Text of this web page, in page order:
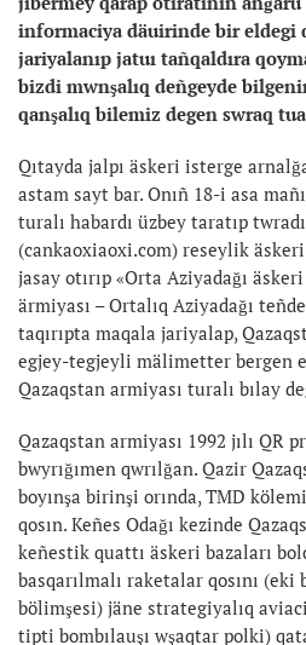
informaciya däuirinde bir eldegi
jariyalanıp jatuı tañqaldıra
bizdi mwnşalıq deñgeyde
qanşalıq bilemiz degen swraq
Qıtayda jalpı äskeri isterge
astam sayt bar. Onıñ 18-i asa
turalı habardı üzbey taratıp
(cankaoxiaoxi.com) reseylik
jasay otırıp «Orta Aziyadağı
ärmiyası – Ortalıq Aziyadağı
taqırıpta maqala jariyalap,
egjey-tegjeyli mälimetter bergen
Qazaqstan armiyası turalı bılay
Qazaqstan armiyası 1992 jılı QR
bwyrığımen qwrılğan. Qazir
boyınşa birinşi orında, TMD
qosın. Keñes Odağı kezinde
keñestik quattı äskeri bazaları
basqarılmalı raketalar qosını
bölimşesi) jäne strategiyalıq
tipti bombılauşı wşaqtar polki)